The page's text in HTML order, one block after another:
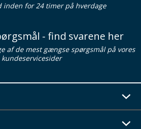
inden for 24 timer på hverdage
- find svarene her
af de mest gængse spørgsmål på vores
kundeservicesider